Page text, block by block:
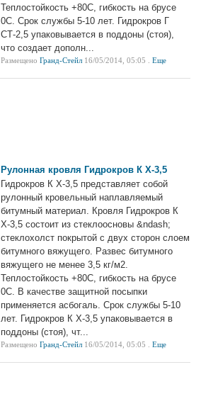
Теплостойкость +80С, гибкость на брусе
0С. Срок службы 5-10 лет. Гидрокров Г
СТ-2,5 упаковывается в поддоны (стоя),
что создает дополн...
Размещено Гранд-Стейл 16/05/2014, 05:05 . Еще
Рулонная кровля Гидрокров К Х-3,5
Гидрокров К Х-3,5 представляет собой
рулонный кровельный наплавляемый
битумный материал. Кровля Гидрокров К
Х-3,5 состоит из стеклоосновы &ndash;
стеклохолст покрытой с двух сторон слоем
битумного вяжущего. Развес битумного
вяжущего не менее 3,5 кг/м2.
Теплостойкость +80С, гибкость на брусе
0С. В качестве защитной посыпки
применяется асбогаль. Срок службы 5-10
лет. Гидрокров К Х-3,5 упаковывается в
поддоны (стоя), чт...
Размещено Гранд-Стейл 16/05/2014, 05:05 . Еще